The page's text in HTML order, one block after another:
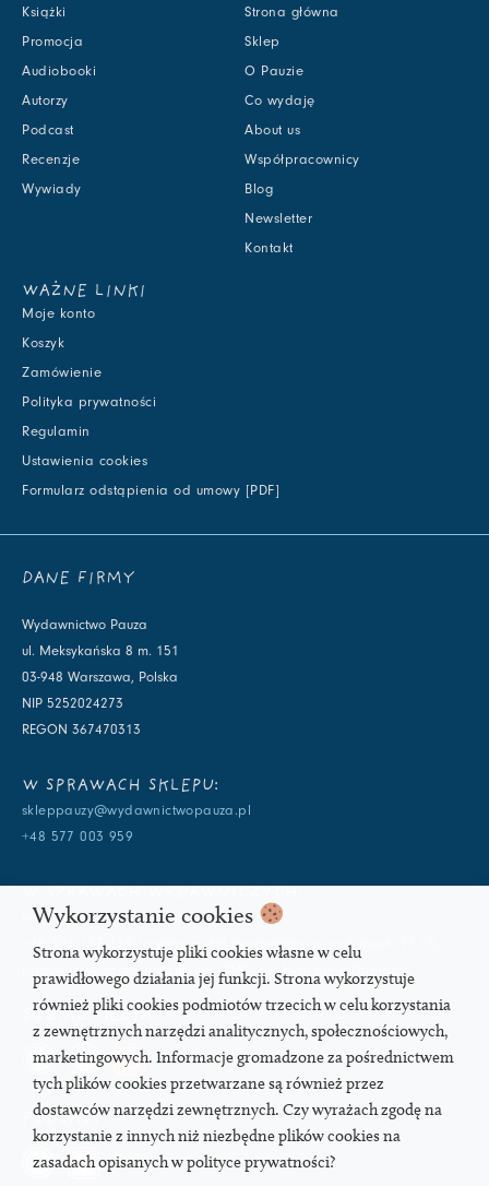
Książki
Promocja
Audiobooki
Autorzy
Podcast
Recenzje
Wywiady
Strona główna
Sklep
O Pauzie
Co wydaję
About us
Współpracownicy
Blog
Newsletter
Kontakt
WAŻNE LINKI
Moje konto
Koszyk
Zamówienie
Polityka prywatności
Regulamin
Ustawienia cookies
Formularz odstąpienia od umowy [PDF]
DANE FIRMY
Wydawnictwo Pauza
ul. Meksykańska 8 m. 151
03-948 Warszawa, Polska
NIP 5252024273
REGON 367470313
W SPRAWACH SKLEPU:
skleppauzy@wydawnictwopauza.pl
+48 577 003 959
info@wydawnictwopauza.pl
+48 501 177 119 (czynny w dni powszednie w godzinach 11-15,
proszę o wysłanie wiadomości SMS, gdybym nie odbierała)
SOCIAL MEDIA
PODCAST
Wykorzystanie cookies
Strona wykorzystuje pliki cookies własne w celu
prawidłowego działania jej funkcji. Strona wykorzystuje
również pliki cookies podmiotów trzecich w celu korzystania
z zewnętrznych narzędzi analitycznych, społecznościowych,
marketingowych. Informacje gromadzone za pośrednictwem
tych plików cookies przetwarzane są również przez
dostawców narzędzi zewnętrznych. Czy wyrażach zgodę na
korzystanie z innych niż niezbędne plików cookies na
zasadach opisanych w polityce prywatności?